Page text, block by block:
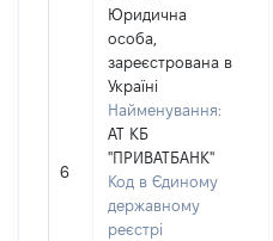
6
Юридична
особа,
зареєстрована в
Україні
Найменування:
АТ КБ
"ПРИВАТБАНК"
Код в Єдиному
державному
реєстрі